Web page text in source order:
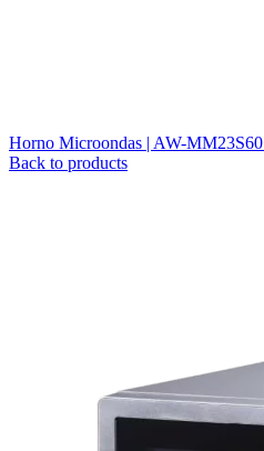
Horno Microondas | AW-MM23S60
Back to products